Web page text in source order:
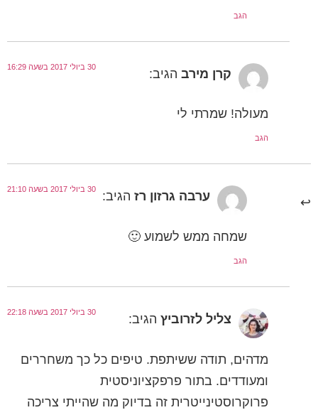
קרן מירב הגיב:
מעולה! שמרתי לי
ערבה גרזון רז הגיב:
שמחה ממש לשמוע 🙂
צליל לזרוביץ הגיב:
מדהים, תודה ששיתפת. טיפים כל כך משחררים
ומעודדים. בתור פרפקציוניסטית
פרוקרוסטינייטרית זה בדיוק מה שהייתי צריכה